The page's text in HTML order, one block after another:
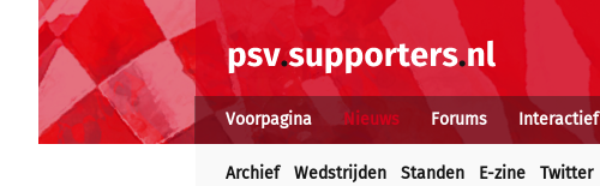
Voorpagina Nieuws Forums Interactief
Archief Wedstrijden Standen E-zine Twitter